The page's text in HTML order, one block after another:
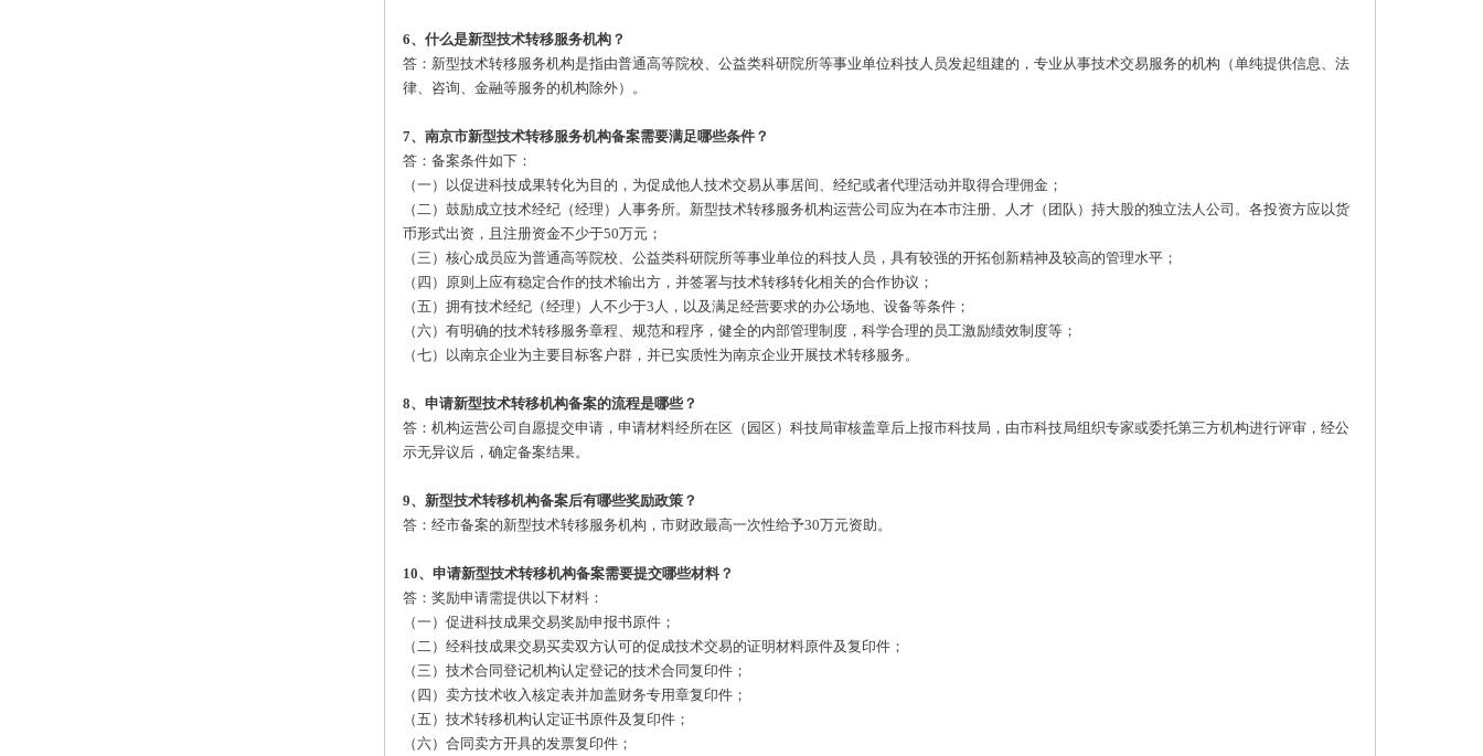
6、什么是新型技术转移服务机构？
答：新型技术转移服务机构是指由普通高等院校、公益类科研院所等事业单位科技人员发起组建的，专业从事技术交易服务的机构（单纯提供信息、法
律、咨询、金融等服务的机构除外）。
7、南京市新型技术转移服务机构备案需要满足哪些条件？
答：备案条件如下：
（一）以促进科技成果转化为目的，为促成他人技术交易从事居间、经纪或者代理活动并取得合理佣金；
（二）鼓励成立技术经纪（经理）人事务所。新型技术转移服务机构运营公司应为在本市注册、人才（团队）持大股的独立法人公司。各投资方应以货
币形式出资，且注册资金不少于50万元；
（三）核心成员应为普通高等院校、公益类科研院所等事业单位的科技人员，具有较强的开拓创新精神及较高的管理水平；
（四）原则上应有稳定合作的技术输出方，并签署与技术转移转化相关的合作协议；
（五）拥有技术经纪（经理）人不少于3人，以及满足经营要求的办公场地、设备等条件；
（六）有明确的技术转移服务章程、规范和程序，健全的内部管理制度，科学合理的员工激励绩效制度等；
（七）以南京企业为主要目标客户群，并已实质性为南京企业开展技术转移服务。
8、申请新型技术转移机构备案的流程是哪些？
答：机构运营公司自愿提交申请，申请材料经所在区（园区）科技局审核盖章后上报市科技局，由市科技局组织专家或委托第三方机构进行评审，经公
示无异议后，确定备案结果。
9、新型技术转移机构备案后有哪些奖励政策？
答：经市备案的新型技术转移服务机构，市财政最高一次性给予30万元资助。
10、申请新型技术转移机构备案需要提交哪些材料？
答：奖励申请需提供以下材料：
（一）促进科技成果交易奖励申报书原件；
（二）经科技成果交易买卖双方认可的促成技术交易的证明材料原件及复印件；
（三）技术合同登记机构认定登记的技术合同复印件；
（四）卖方技术收入核定表并加盖财务专用章复印件；
（五）技术转移机构认定证书原件及复印件；
（六）合同卖方开具的发票复印件；